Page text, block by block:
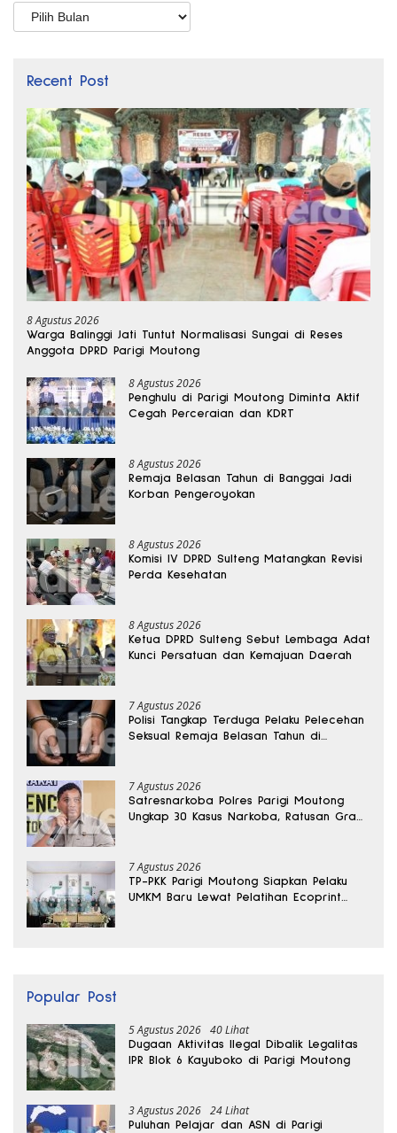
Arsip
Recent Post
8 Agustus 2026
Warga Balinggi Jati Tuntut Normalisasi Sungai di Reses
Anggota DPRD Parigi Moutong
8 Agustus 2026
Penghulu di Parigi Moutong Diminta Aktif
Cegah Perceraian dan KDRT
8 Agustus 2026
Remaja Belasan Tahun di Banggai Jadi
Korban Pengeroyokan
8 Agustus 2026
Komisi IV DPRD Sulteng Matangkan Revisi
Perda Kesehatan
8 Agustus 2026
Ketua DPRD Sulteng Sebut Lembaga Adat
Kunci Persatuan dan Kemajuan Daerah
7 Agustus 2026
Polisi Tangkap Terduga Pelaku Pelecehan
Seksual Remaja Belasan Tahun di
7 Agustus 2026
Satresnarkoba Polres Parigi Moutong
Ungkap 30 Kasus Narkoba, Ratusan Gram
7 Agustus 2026
TP-PKK Parigi Moutong Siapkan Pelaku
UMKM Baru Lewat Pelatihan Ecoprint
Popular Post
5 Agustus 2026 40 Lihat
Dugaan Aktivitas Ilegal Dibalik Legalitas
IPR Blok 6 Kayuboko di Parigi Moutong
3 Agustus 2026 24 Lihat
Puluhan Pelajar dan ASN di Parigi